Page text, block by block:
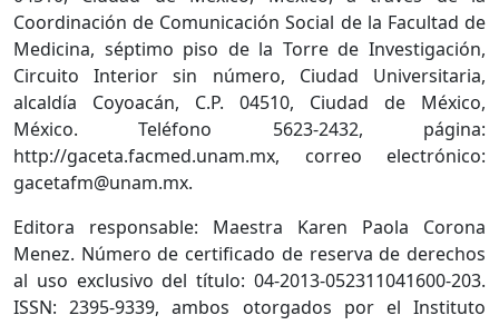
Coordinación de Comunicación Social de la Facultad de
Medicina, séptimo piso de la Torre de Investigación,
Circuito Interior sin número, Ciudad Universitaria,
alcaldía Coyoacán, C.P. 04510, Ciudad de México,
México. Teléfono 5623-2432, página:
http://gaceta.facmed.unam.mx, correo electrónico:
gacetafm@unam.mx.
Editora responsable: Maestra Karen Paola Corona
Menez. Número de certificado de reserva de derechos
al uso exclusivo del título: 04-2013-052311041600-203.
ISSN: 2395-9339, ambos otorgados por el Instituto